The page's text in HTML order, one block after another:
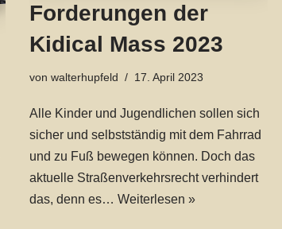
Forderungen der
Kidical Mass 2023
von walterhupfeld 17. April 2023
Alle Kinder und Jugendlichen sollen sich
sicher und selbstständig mit dem Fahrrad
und zu Fuß bewegen können. Doch das
aktuelle Straßenverkehrsrecht verhindert
das, denn es… Weiterlesen »